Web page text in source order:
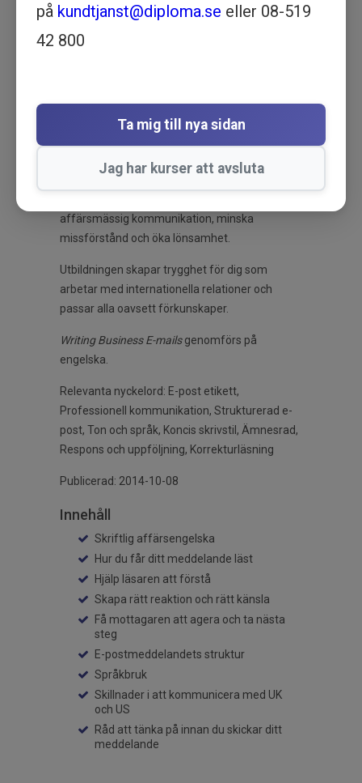
Lär dig teknikerna bakom skrivning av effektiva
affärs-e-post med vår online utbildning.
Kommunikation är svårt och att uttrycka sig i
skrift så att mottagaren tydligt vet vad som är
göra det på engelska är en ännu större
utmaning. Utbildningen
affärsmässig kommunikation, minska
missförstånd och öka lönsamhet.
Utbildningen skapar trygghet för dig som
arbetar med internationella relationer och
passar alla oavsett förkunskaper.
Writing Business E-mailsgenomförs på
engelska.
Relevanta nyckelord: E-post etikett,
Professionell kommunikation, Strukturerad e-
post, Ton och språk, Koncis skrivstil, Ämnesrad,
Respons och uppföljning, Korrekturläsning
Publicerad: 2014-10-08
Innehåll
Skriftlig affärsengelska
Hur du får ditt meddelande läst
Hjälp läsaren att förstå
Skapa rätt reaktion och rätt känsla
Få mottagaren att agera och ta nästa
steg
E-postmeddelandets struktur
Språkbruk
Skillnader i att kommunicera med UK
och US
Råd att tänka på innan du skickar ditt
meddelande
på kundtjanst@diploma.se eller 08-519
42 800
Ta mig till nya sidan
Jag har kurser att avsluta